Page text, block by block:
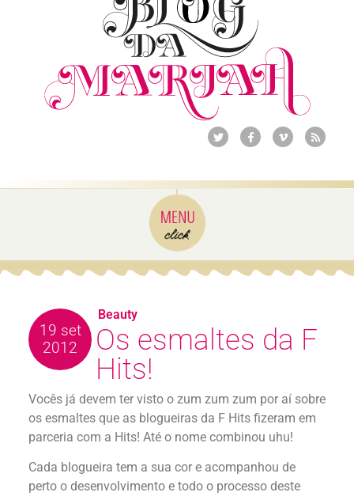
19 set
2012
Os esmaltes da F
Hits!
Vocês já devem ter visto o zum zum zum por aí sobre
os esmaltes que as blogueiras da F Hits fizeram em
parceria com a Hits! Até o nome combinou uhu!
Cada blogueira tem a sua cor e acompanhou de
perto o desenvolvimento e todo o processo deste
Beauty